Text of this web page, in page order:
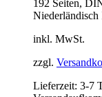
192 Seiten,
inkl. MwSt.
zzgl.
Lieferzeit: 3-7